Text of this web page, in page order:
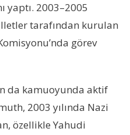
yaptı. 2003–2005
tarafından kurulan
görev
da kamuoyunda aktif
2003 yılında Nazi
özellikle Yahudi